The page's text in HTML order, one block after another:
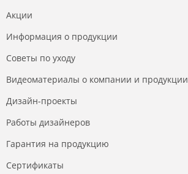
Акции
Информация о продукции
Советы по уходу
Видеоматериалы о компании и продукции
Дизайн-проекты
Работы дизайнеров
Гарантия на продукцию
Сертификаты